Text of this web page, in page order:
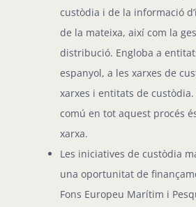
custòdia i de la informació
de la mateixa, així com la
distribució. Engloba a
espanyol, a les xarxes de
xarxes i entitats de
comú en tot aquest procés
xarxa.
Les iniciatives de custòdia
una oportunitat de
Fons Europeu Marítim i